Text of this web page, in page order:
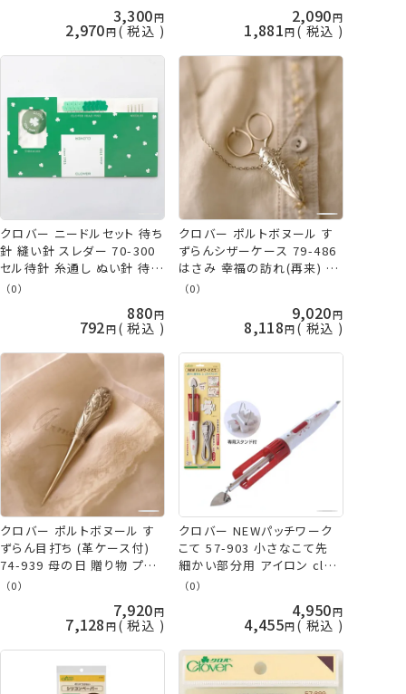
3,300
2,970 税込
2,090
1,881 税込
クロバー ニードルセット 待ち
針 縫い針 スレダー 70-300
セル待針 糸通し ぬい針 待針
裁縫セット clv ネコポス可
（0）
880
792 税込
クロバー ポルトボヌール す
ずらんシザーケース 79-486
はさみ 幸福の訪れ(再来) 母
の日 贈り物 プレゼント 敬老
（0）
9,020
8,118 税込
クロバー ポルトボヌール す
ずらん目打ち (革ケース付)
74-939 母の日 贈り物 プレ
ゼント 敬老の日 clv 手芸の
（0）
7,920
7,128 税込
クロバー NEWパッチワーク
こて 57-903 小さなこて先
細かい部分用 アイロン clv
手芸の山久
（0）
4,950
4,455 税込